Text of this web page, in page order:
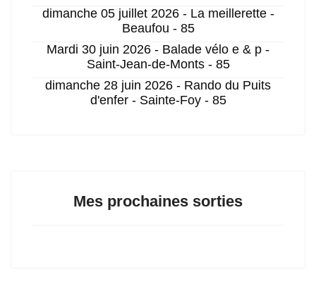
dimanche 05 juillet 2026 - La meillerette -
Beaufou - 85
Mardi 30 juin 2026 - Balade vélo e & p -
Saint-Jean-de-Monts - 85
dimanche 28 juin 2026 - Rando du Puits
d'enfer - Sainte-Foy - 85
Mes prochaines sorties